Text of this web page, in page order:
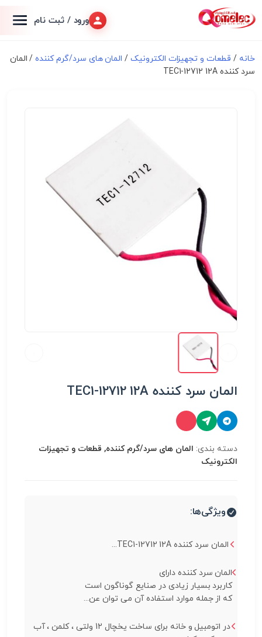
ورود / ثبت نام
خانه / قطعات و تجهیزات الکترونیک/ المان های سرد/گرم کننده/ المان
سرد کننده TEC1-12712 12A
المان سرد کننده TEC1-12712 12A
دسته بندی: المان های سرد/گرم کننده, قطعات و تجهیزات
الکترونیک
ویژگی‌ها:
المان سرد کننده TEC1-12712 12A...
المان سرد کننده دارای
کاربرد بسیار زیادی در صنایع گوناگون است
که از جمله موارد استفاده آن می توان عن...
در اتومبیل و خانه برای ساخت یخچال 12 ولتی ، کلمن ، آب